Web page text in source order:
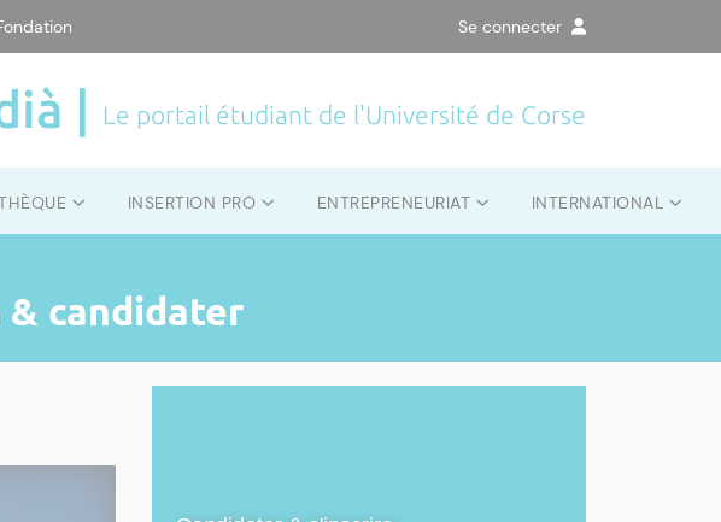
Se connecter
| Le portail étudiant de l'Université de Corse
INSERTION PRO ENTREPRENEURIAT INTERNATIONAL
candidater